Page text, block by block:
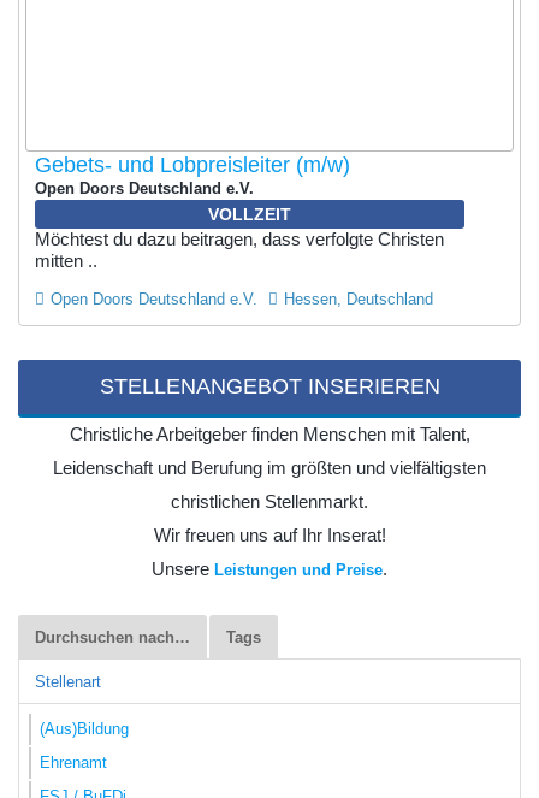
Gebets- und Lobpreisleiter (m/w)
Open Doors Deutschland e.V.
VOLLZEIT
Möchtest du dazu beitragen, dass verfolgte Christen
mitten ..
Open Doors Deutschland e.V. Hessen, Deutschland
STELLENANGEBOT INSERIEREN
Christliche Arbeitgeber finden Menschen mit Talent,
Leidenschaft und Berufung im größten und vielfältigsten
christlichen Stellenmarkt.
Wir freuen uns auf Ihr Inserat!
Unsere Leistungen und Preise.
Durchsuchen nach… Tags
Stellenart
(Aus)Bildung
Ehrenamt